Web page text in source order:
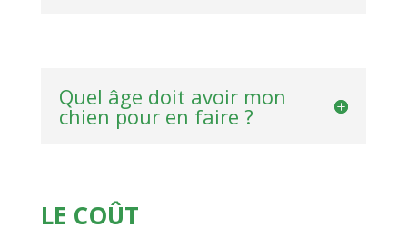
Quel âge doit avoir mon
chien pour en faire ?
LE COÛT